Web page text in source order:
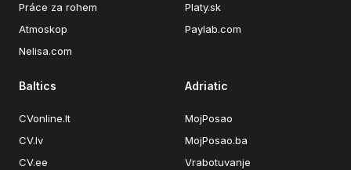
Práce za rohem
Atmoskop
Nelisa.com
Platy.sk
Paylab.com
Baltics
CVonline.lt
CV.lv
CV.ee
Adriatic
MojPosao
MojPosao.ba
Vrabotuvanje